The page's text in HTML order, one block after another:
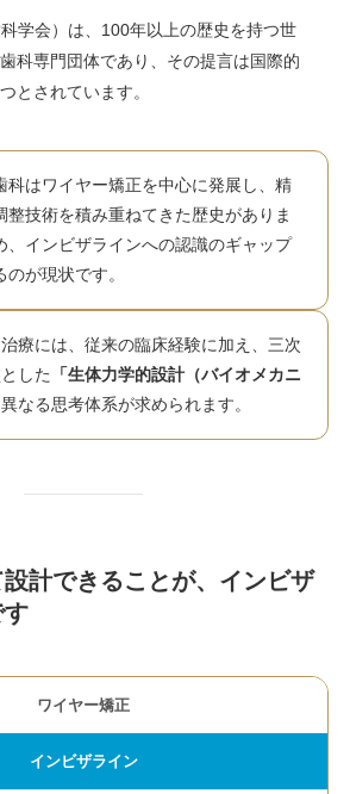
学会）は、100年以上の歴史を持つ世
科専門団体であり、その提言は国際的
とされています。
科はワイヤー矯正を中心に発展し、精
整技術を積み重ねてきた歴史がありま
、インビザラインへの認識のギャップ
が現状です。
療には、従来の臨床経験に加え、三次
した
「生体力学的設計（バイオメカニ
なる思考体系が求められます。
計できることが、インビザ
す
ワイヤー矯正
インビザライン